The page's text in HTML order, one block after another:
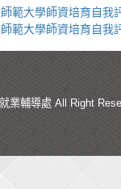
範大學師資培育自我
範大學師資培育自我
業輔導處 All Right